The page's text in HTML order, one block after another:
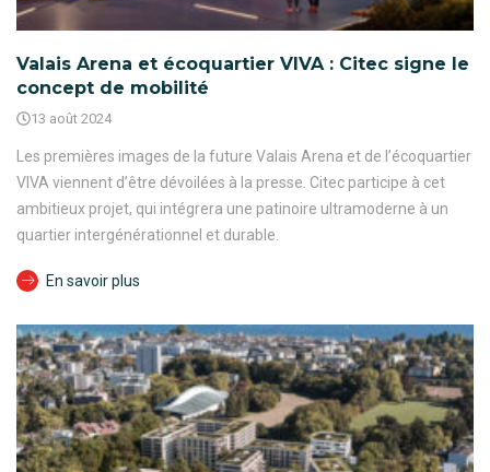
Valais Arena et écoquartier VIVA : Citec signe le
concept de mobilité
13 août 2024
Les premières images de la future Valais Arena et de l’écoquartier
VIVA viennent d’être dévoilées à la presse. Citec participe à cet
ambitieux projet, qui intégrera une patinoire ultramoderne à un
quartier intergénérationnel et durable.
En savoir plus